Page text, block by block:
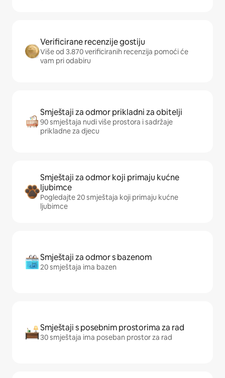
Verificirane recenzije gostiju
Više od 3.870 verificiranih recenzija pomoći će
vam pri odabiru
Smještaji za odmor prikladni za obitelji
90 smještaja nudi više prostora i sadržaje
prikladne za djecu
Smještaji za odmor koji primaju kućne
ljubimce
Pogledajte 20 smještaja koji primaju kućne
ljubimce
Smještaji za odmor s bazenom
20 smještaja ima bazen
Smještaji s posebnim prostorima za rad
30 smještaja ima poseban prostor za rad